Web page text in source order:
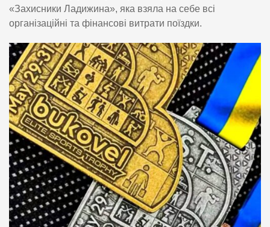
«Захисники Ладижина», яка взяла на себе всі
організаційні та фінансові витрати поїздки.